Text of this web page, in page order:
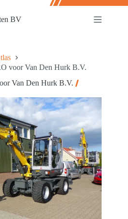
BV
voor Van Den Hurk B.V.
Van Den Hurk B.V.